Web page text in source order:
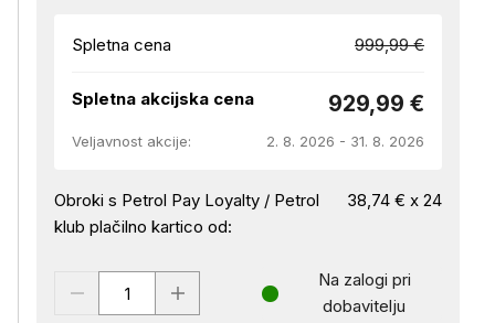
Spletna cena 999,99 €
Spletna akcijska cena 929,99 €
Veljavnost akcije: 2. 8. 2026 - 31. 8. 2026
Obroki s Petrol Pay Loyalty / Petrol
klub plačilno kartico od:
38,74 € x 24
Na zalogi pri
dobavitelju